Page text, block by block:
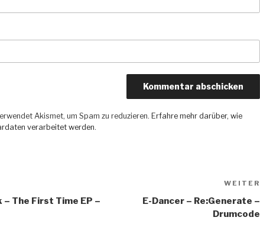
Akismet, um Spam zu reduzieren. Erfahre mehr darüber, wie
verarbeitet werden.
– The First Time EP –
WEITER
E-Dancer – Re:Generate –
Drumcode